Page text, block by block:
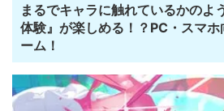
まるでキャラに触れているかのよ
体験』が楽しめる！？PC・スマ
ーム！